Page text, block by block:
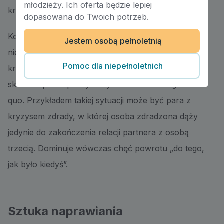
krzywdy.
Koncentrowanie się na poczuciu zagrożenia i
niebezpieczeństwie sprawi, że radzenie sobie z
kryzysem będzie zmierzać do łagodzenia jego
skutków przez próby odzyskania utraconego status
quo. Przykładem takiej sytuacji może być para z
kryzysem zdrady, w której osoba zdradzona dąży
jedynie do zakończenia relacji partnera z osobą
trzecią. Dominuje wówczas chęć powrotu „do tego,
jak było kiedyś”.
Sztuka naprawiania
młodzieży. Ich oferta będzie lepiej
dopasowana do Twoich potrzeb.
Jestem osobą pełnoletnią
Pomoc dla niepełnoletnich